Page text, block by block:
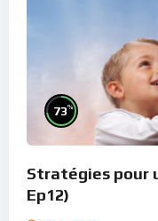
73%
Stratégies pour
Ep12)